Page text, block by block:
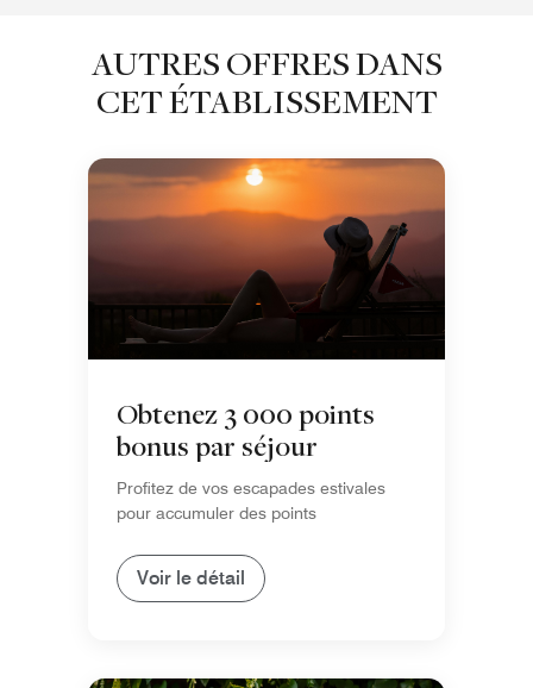
AUTRES OFFRES DANS
CET ÉTABLISSEMENT
Obtenez 3 000 points
bonus par séjour
Profitez de vos escapades estivales
pour accumuler des points
Voir le détail